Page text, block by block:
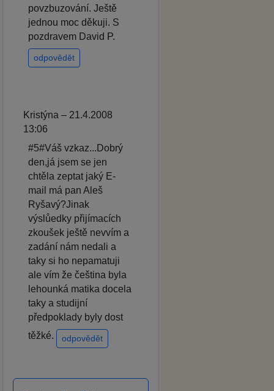
povzbuzování. Ještě
jednou moc děkuji. S
pozdravem David P.
odpovědět
Kristýna – 21.4.2008
13:06
#5#Váš vzkaz...Dobrý
den,já jsem se jen
chtěla zeptat jaký E-
mail má pan Aleš
Ryšavý?Jinak
výslůedky přijímacích
zkoušek ještě nevvím a
zadání nám nedali a
taky si ho nepamatuji
ale vím že čeština byla
lehounká matika docela
taky a studijní
předpoklady byly dost
těžké.
odpovědět